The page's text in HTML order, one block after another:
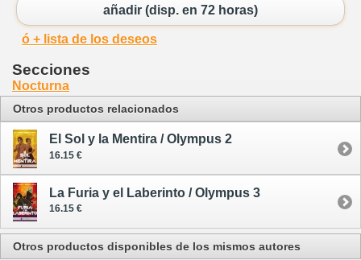
añadir (disp. en 72 horas)
ó + lista de los deseos
Secciones
Nocturna
Otros productos relacionados
El Sol y la Mentira / Olympus 2
16.15 €
La Furia y el Laberinto / Olympus 3
16.15 €
Otros productos disponibles de los mismos autores